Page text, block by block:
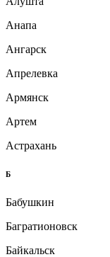
Анапа
Ангарск
Апрелевка
Армянск
Артем
Астрахань
Б
Бабушкин
Багратионовск
Байкальск